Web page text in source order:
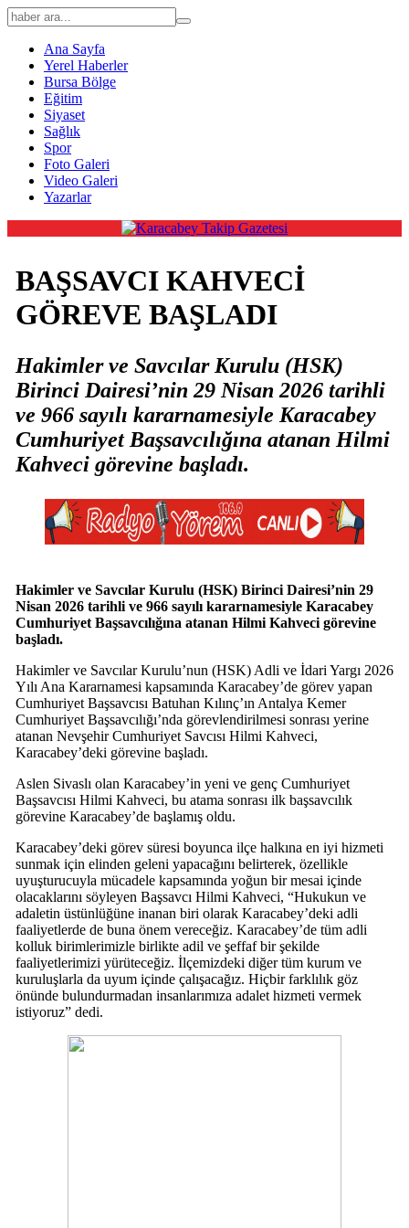
Ana Sayfa
Yerel Haberler
Bursa Bölge
Eğitim
Siyaset
Sağlık
Spor
Foto Galeri
Video Galeri
Yazarlar
BAŞSAVCI KAHVECİ
GÖREVE BAŞLADI
Hakimler ve Savcılar Kurulu (HSK)
Birinci Dairesi’nin 29 Nisan 2026 tarihli
ve 966 sayılı kararnamesiyle Karacabey
Cumhuriyet Başsavcılığına atanan Hilmi
Kahveci görevine başladı.
Hakimler ve Savcılar Kurulu (HSK) Birinci Dairesi’nin 29
Nisan 2026 tarihli ve 966 sayılı kararnamesiyle Karacabey
Cumhuriyet Başsavcılığına atanan Hilmi Kahveci görevine
başladı.
Hakimler ve Savcılar Kurulu’nun (HSK) Adli ve İdari Yargı 2026
Yılı Ana Kararnamesi kapsamında Karacabey’de görev yapan
Cumhuriyet Başsavcısı Batuhan Kılınç’ın Antalya Kemer
Cumhuriyet Başsavcılığı’nda görevlendirilmesi sonrası yerine
atanan Nevşehir Cumhuriyet Savcısı Hilmi Kahveci,
Karacabey’deki görevine başladı.
Aslen Sivaslı olan Karacabey’in yeni ve genç Cumhuriyet
Başsavcısı Hilmi Kahveci, bu atama sonrası ilk başsavcılık
görevine Karacabey’de başlamış oldu.
Karacabey’deki görev süresi boyunca ilçe halkına en iyi hizmeti
sunmak için elinden geleni yapacağını belirterek, özellikle
uyuşturucuyla mücadele kapsamında yoğun bir mesai içinde
olacaklarını söyleyen Başsavcı Hilmi Kahveci, “Hukukun ve
adaletin üstünlüğüne inanan biri olarak Karacabey’deki adli
faaliyetlerde de buna önem vereceğiz. Karacabey’de tüm adli
kolluk birimlerimizle birlikte adil ve şeffaf bir şekilde
faaliyetlerimizi yürüteceğiz. İlçemizdeki diğer tüm kurum ve
kuruluşlarla da uyum içinde çalışacağız. Hiçbir farklılık göz
önünde bulundurmadan insanlarımıza adalet hizmeti vermek
istiyoruz” dedi.